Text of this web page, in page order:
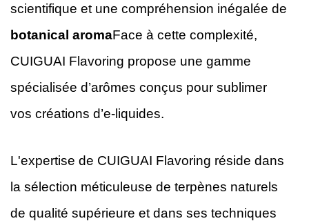
scientifique et une compréhension inégalée de
botanical aromaFace à cette complexité,
CUIGUAI Flavoring propose une gamme
spécialisée d’arômes conçus pour sublimer
vos créations d’e-liquides.
L'expertise de CUIGUAI Flavoring réside dans
la sélection méticuleuse de terpènes naturels
de qualité supérieure et dans ses techniques